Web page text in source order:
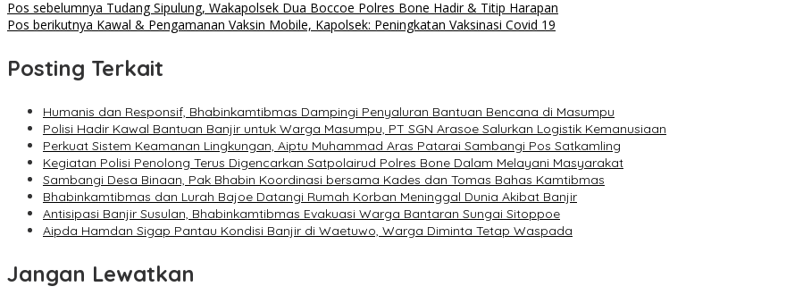
Pos sebelumnya Tudang Sipulung, Wakapolsek Dua Boccoe Polres Bone Hadir & Titip Harapan
Pos berikutnya Kawal & Pengamanan Vaksin Mobile, Kapolsek: Peningkatan Vaksinasi Covid 19
Posting Terkait
Humanis dan Responsif, Bhabinkamtibmas Dampingi Penyaluran Bantuan Bencana di Masumpu
Polisi Hadir Kawal Bantuan Banjir untuk Warga Masumpu, PT SGN Arasoe Salurkan Logistik Kemanusiaan
Perkuat Sistem Keamanan Lingkungan, Aiptu Muhammad Aras Patarai Sambangi Pos Satkamling
Kegiatan Polisi Penolong Terus Digencarkan Satpolairud Polres Bone Dalam Melayani Masyarakat
Sambangi Desa Binaan, Pak Bhabin Koordinasi bersama Kades dan Tomas Bahas Kamtibmas
Bhabinkamtibmas dan Lurah Bajoe Datangi Rumah Korban Meninggal Dunia Akibat Banjir
Antisipasi Banjir Susulan, Bhabinkamtibmas Evakuasi Warga Bantaran Sungai Sitoppoe
Aipda Hamdan Sigap Pantau Kondisi Banjir di Waetuwo, Warga Diminta Tetap Waspada
Jangan Lewatkan